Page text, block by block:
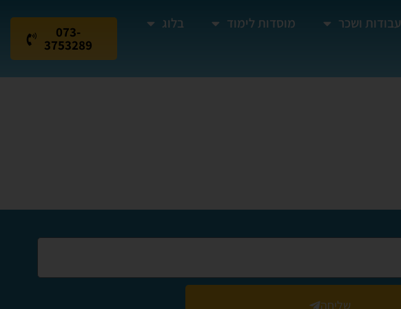
עבודות ושכר מוסדות לימוד
בלוג
073-
3753289
שליחה